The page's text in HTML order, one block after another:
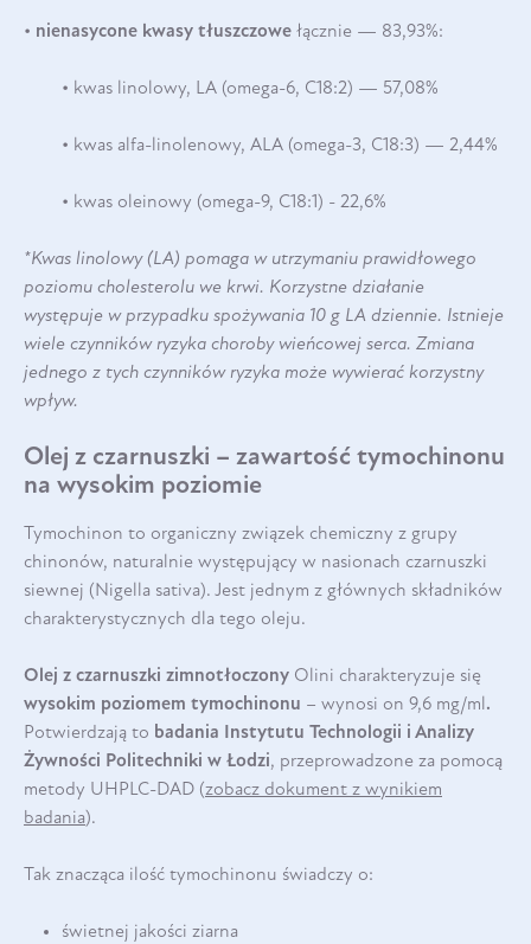
• nienasycone kwasy tłuszczowe łącznie — 83,93%:
• kwas linolowy, LA (omega-6, C18:2) — 57,08%
• kwas alfa-linolenowy, ALA (omega-3, C18:3) — 2,44%
• kwas oleinowy (omega-9, C18:1) - 22,6%
*Kwas linolowy (LA) pomaga w utrzymaniu prawidłowego
poziomu cholesterolu we krwi. Korzystne działanie
występuje w przypadku spożywania 10 g LA dziennie. Istnieje
wiele czynników ryzyka choroby wieńcowej serca. Zmiana
jednego z tych czynników ryzyka może wywierać korzystny
wpływ.
Olej z czarnuszki – zawartość tymochinonu
na wysokim poziomie
Tymochinon to organiczny związek chemiczny z grupy
chinonów, naturalnie występujący w nasionach czarnuszki
siewnej (Nigella sativa). Jest jednym z głównych składników
charakterystycznych dla tego oleju.
Olej z czarnuszki zimnotłoczony Olini charakteryzuje się
wysokim poziomem tymochinonu – wynosi on 9,6 mg/ml.
Potwierdzają to badania Instytutu Technologii i Analizy
Żywności Politechniki w Łodzi, przeprowadzone za pomocą
metody UHPLC-DAD (zobacz dokument z wynikiem
badania).
Tak znacząca ilość tymochinonu świadczy o:
świetnej jakości ziarna